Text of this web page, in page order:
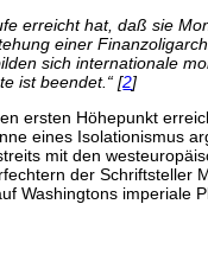
erreicht hat, daß sie
einer
sich internationale
ist beendet.“ [2]
ersten Höhepunkt
eines Isolationismus
mit den
der Schriftsteller
Washingtons imperiale